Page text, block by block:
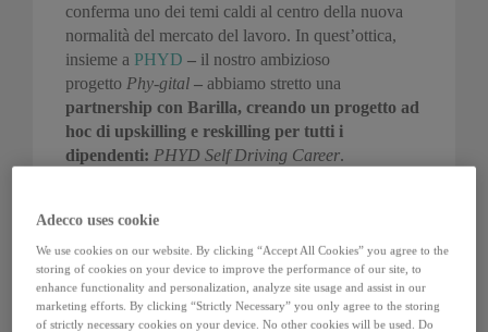
conferma uno dei temi caldi al centro della nuova
normalità del mercato del lavoro. In quest’ottica,
insieme a PHYD – il nostro ambizioso
progetto Phy-gital – abbiamo stretto una
partnership con Barilla, creando un progetto ad
hoc di upskilling e reskilling per tutti i
dipendenti: PHYD Self Driving Career.
“Il programma Phyd Self Driving Career
rappresenta un totale cambio di paradigma
nell’approccio delle aziende alla formazione dei
propri dipendenti. Oggi è fondamentale riuscire a
mettere ogni professionista nelle condizioni di
Adecco uses cookie
We use cookies on our website. By clicking “Accept All Cookies” you agree to the
storing of cookies on your device to improve the performance of our site, to
enhance functionality and personalization, analyze site usage and assist in our
marketing efforts. By clicking “Strictly Necessary” you only agree to the storing
of strictly necessary cookies on your device. No other cookies will be used. Do